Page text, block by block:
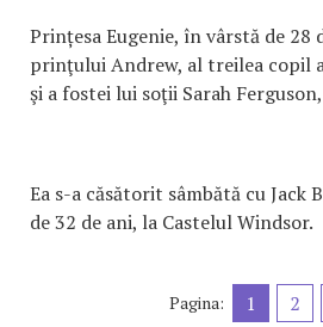
Prințesa Eugenie, în vârstă de 28
prinţului Andrew, al treilea copil
şi a fostei lui soţii Sarah
Ea s-a căsătorit sâmbătă cu Jack
de 32 de ani, la Castelul Windsor.
Pagina: 1 2